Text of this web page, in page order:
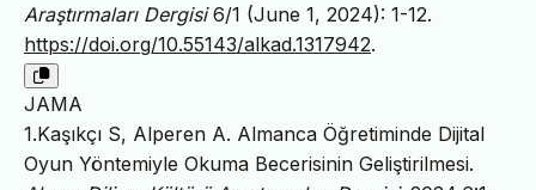
Araştırmaları Dergisi6/1 (June 1, 2024): 1-12.
https://doi.org/10.55143/alkad.1317942.
JAMA
1.Kaşıkçı S, Alperen A. Almanca Öğretiminde Dijital
Oyun Yöntemiyle Okuma Becerisinin Geliştirilmesi.